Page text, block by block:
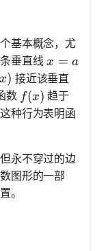
基本概念，尤
垂直线 x = a
x = a
x) 接近该垂直
数 f(x)
f(x) 趋于
种行为表明函
永不穿过的边
图形的一部
。